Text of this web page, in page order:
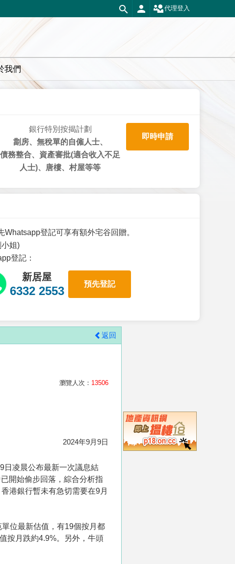
代理登入
我們
銀行特別按揭計劃
劏房、無稅單的自僱人士、
債務整合、資產審批(適合收入不足
人士)、唐樓、村屋等等
即時申請
Whatsapp登記可享有額外宅谷回贈。
姐)
登記：
新居屋
6332 2553
預先登記
返回
瀏覽人次： 13506
2024年9月9日
日凌晨公布最新一次議息結
開始偷步回落，綜合分析指
港銀行暫未有急切需要在9月
位最新估值，有19個按月都
按月跌約4.9%。另外，牛頭